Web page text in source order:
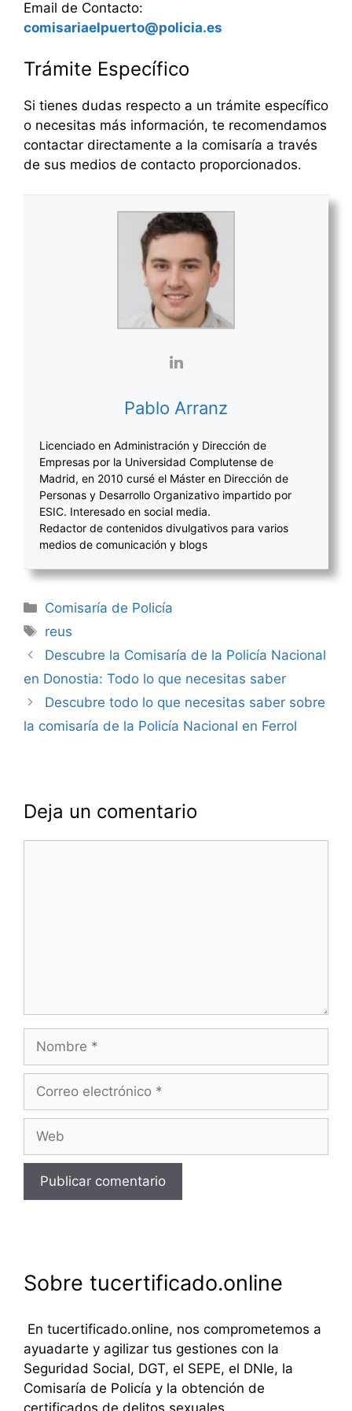
Email de Contacto:
comisariaelpuerto@policia.es
Trámite Específico
Si tienes dudas respecto a un trámite específico
o necesitas más información, te recomendamos
contactar directamente a la comisaría a través
de sus medios de contacto proporcionados.
Pablo Arranz
Licenciado en Administración y Dirección de
Empresas por la Universidad Complutense de
Madrid, en 2010 cursé el Máster en Dirección de
Personas y Desarrollo Organizativo impartido por
ESIC. Interesado en social media.
Redactor de contenidos divulgativos para varios
medios de comunicación y blogs
Categorías
Comisaría de Policía
Etiquetas
reus
Navegación
de
Descubre la Comisaría de la Policía Nacional
en Donostia: Todo lo que necesitas saber
Descubre todo lo que necesitas saber sobre
la comisaría de la Policía Nacional en Ferrol
Deja un comentario
Nombre
Correo
Web
Sobre tucertificado.online
En tucertificado.online, nos comprometemos a
ayuadarte y agilizar tus gestiones con la
Seguridad Social, DGT, el SEPE, el DNIe, la
Comisaría de Policía y la obtención de